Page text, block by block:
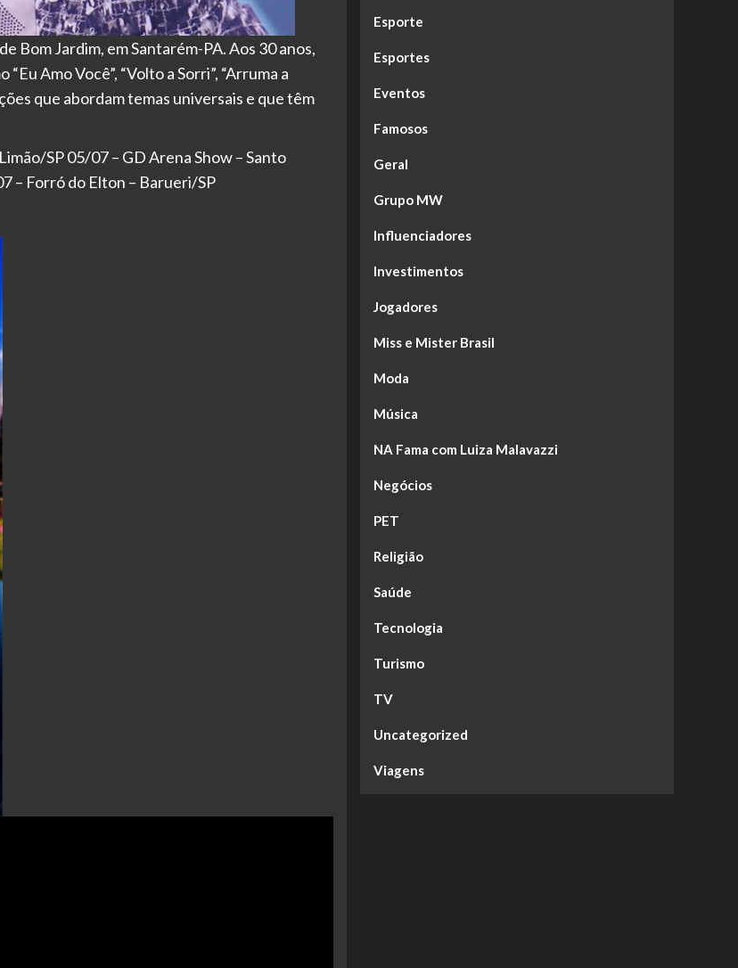
Bom Jardim, em Santarém-PA. Aos 30 anos,
Amo Você”, “Volto a Sorri”, “Arruma a
que abordam temas universais e que têm
SP 05/07 – GD Arena Show – Santo
– Forró do Elton – Barueri/SP
Esporte
Esportes
Eventos
Famosos
Geral
Grupo MW
Influenciadores
Investimentos
Jogadores
Miss e Mister Brasil
Moda
Música
NA Fama com Luiza Malavazzi
Negócios
PET
Religião
Saúde
Tecnologia
Turismo
TV
Uncategorized
Viagens